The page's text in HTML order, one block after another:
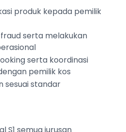
produk kepada pemilik
serta melakukan
serta koordinasi
pemilik kos
sesuai standar